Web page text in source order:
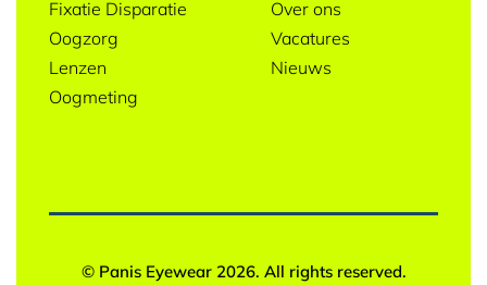
Fixatie Disparatie
Oogzorg
Lenzen
Oogmeting
Over ons
Vacatures
Nieuws
© Panis Eyewear 2026. All rights reserved.